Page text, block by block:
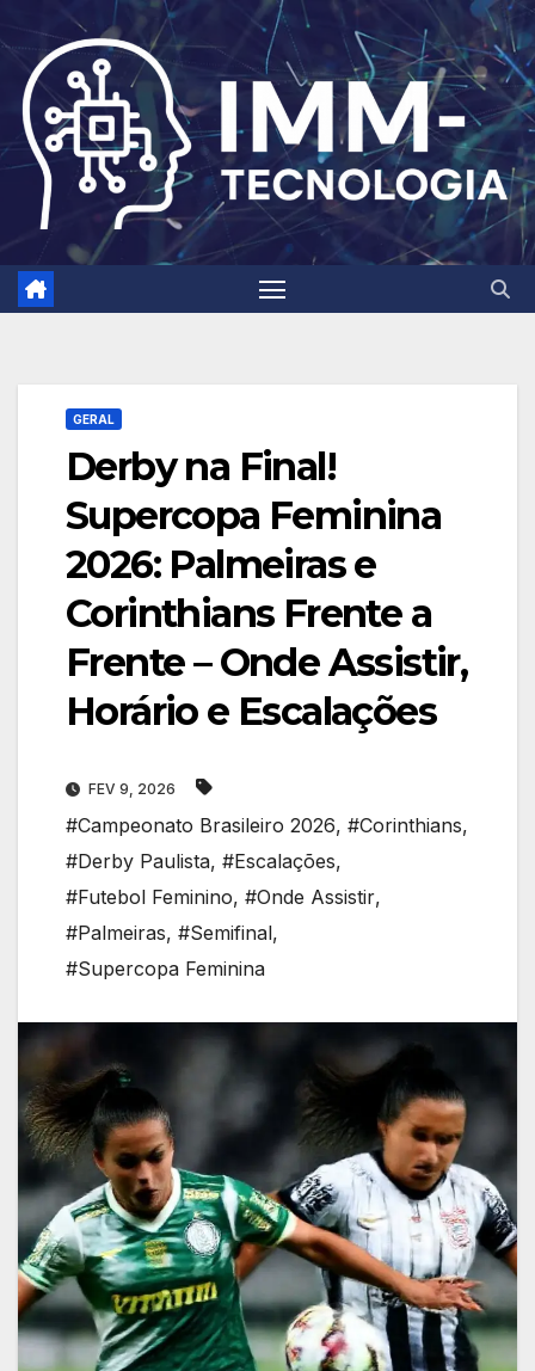
to
content
GERAL
Derby na Final!
Supercopa Feminina
2026: Palmeiras e
Corinthians Frente a
Frente – Onde Assistir,
Horário e Escalações
FEV 9, 2026
#Campeonato Brasileiro 2026, #Corinthians,
#Derby Paulista, #Escalações,
#Futebol Feminino, #Onde Assistir,
#Palmeiras, #Semifinal,
#Supercopa Feminina